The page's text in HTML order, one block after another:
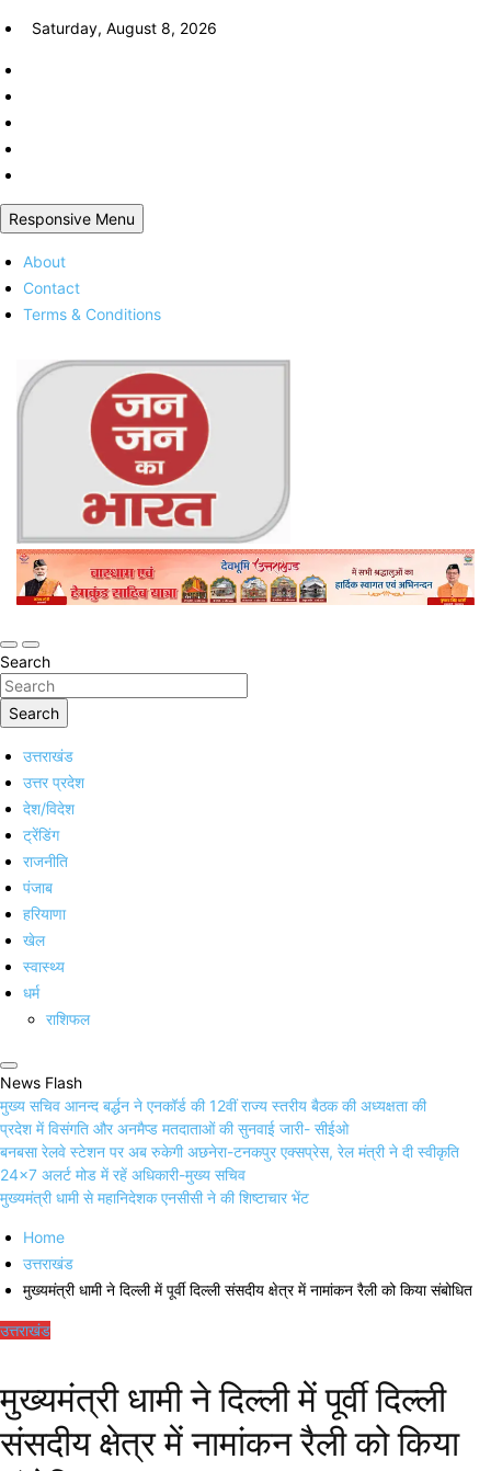
Skip
content
Saturday, August 8, 2026
Responsive Menu
About
Contact
Terms & Conditions
Jan Jan Ka Bharat
Online Trending Hindi News Website
Search
Search
उत्तराखंड
उत्तर प्रदेश
देश/विदेश
ट्रेंडिंग
राजनीति
पंजाब
हरियाणा
खेल
स्वास्थ्य
धर्म
राशिफल
News Flash
मुख्य सचिव आनन्द बर्द्धन ने एनकॉर्ड की 12वीं राज्य स्तरीय बैठक की अध्यक्षता की
प्रदेश में विसंगति और अनमैप्ड मतदाताओं की सुनवाई जारी- सीईओ
बनबसा रेलवे स्टेशन पर अब रुकेगी अछनेरा-टनकपुर एक्सप्रेस, रेल मंत्री ने दी स्वीकृति
24×7 अलर्ट मोड में रहें अधिकारी-मुख्य सचिव
मुख्यमंत्री धामी से महानिदेशक एनसीसी ने की शिष्टाचार भेंट
Home
उत्तराखंड
मुख्यमंत्री धामी ने दिल्ली में पूर्वी दिल्ली संसदीय क्षेत्र में नामांकन रैली को किया संबोधित
उत्तराखंड
मुख्यमंत्री धामी ने दिल्ली में पूर्वी दिल्ली
संसदीय क्षेत्र में नामांकन रैली को किया